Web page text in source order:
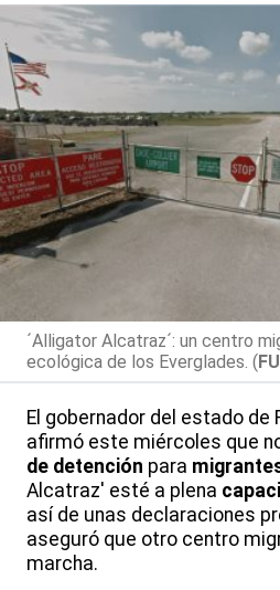
´Alligator Alcatraz´: un centro
ecológica de los Everglades. (
El gobernador del estado de
afirmó este miércoles que
de detención para
Alcatraz' esté a plena
así de unas declaraciones
aseguró que otro centro
marcha.